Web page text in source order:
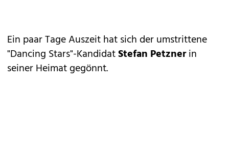
Ein paar Tage Auszeit hat sich der umstrittene
"Dancing Stars"-KandidatStefan Petznerin
seiner Heimat gegönnt.